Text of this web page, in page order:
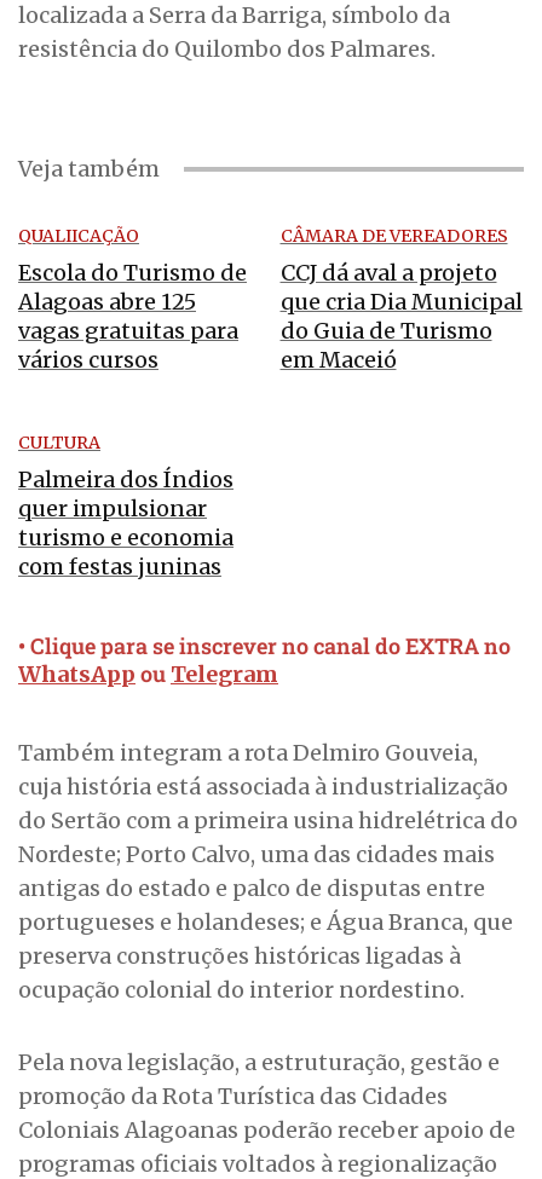
localizada a Serra da Barriga, símbolo da
resistência do Quilombo dos Palmares.
Veja também
QUALIICAÇÃO
Escola do Turismo de
Alagoas abre 125
vagas gratuitas para
vários cursos
CÂMARA DE VEREADORES
CCJ dá aval a projeto
que cria Dia Municipal
do Guia de Turismo
em Maceió
CULTURA
Palmeira dos Índios
quer impulsionar
turismo e economia
com festas juninas
• Clique para se inscrever no canal do EXTRA no
WhatsApp ou Telegram
Também integram a rota Delmiro Gouveia,
cuja história está associada à industrialização
do Sertão com a primeira usina hidrelétrica do
Nordeste; Porto Calvo, uma das cidades mais
antigas do estado e palco de disputas entre
portugueses e holandeses; e Água Branca, que
preserva construções históricas ligadas à
ocupação colonial do interior nordestino.
Pela nova legislação, a estruturação, gestão e
promoção da Rota Turística das Cidades
Coloniais Alagoanas poderão receber apoio de
programas oficiais voltados à regionalização